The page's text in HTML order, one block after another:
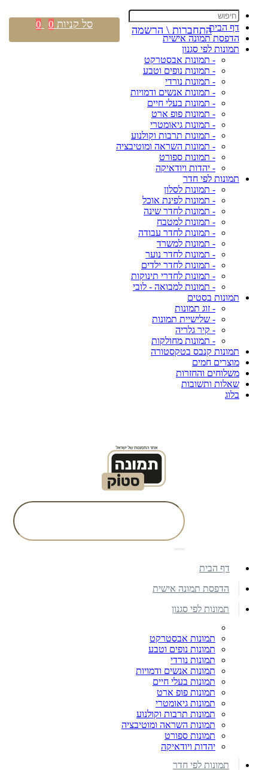
דף הבית
הדפסת תמונה אישית
תמונות לפי סגנון
- תמונות אבסטרקט
- תמונות נופים וטבע
- תמונות נורדי
- תמונות אנשים ודמויות
- תמונות בעלי חיים
- תמונות פופ ארט
- תמונות גיאומטרי
- תמונות תרבות וקולנוע
- תמונות השראה ומוטיבציה
- תמונות ספורט
- יהדות ויודאיקה
תמונות לפי חדר
- תמונות לסלון
- תמונות לפינת אוכל
- תמונות לחדר שינה
- תמונות למטבח
- תמונות לחדר עבודה
- תמונות למשרד
- תמונות לחדר נוער
- תמונות לחדר ילדים
- תמונות לחדרי תינוקות
- תמונות למבואה - לובי
תמונות בסטים
- זוג תמונות
- שלישיית תמונות
- קיר גלריה
- תמונות מחולקות
תמונות קנבס בטקסטורה
מוצרים חמים
משלוחים והחזרות
שאלות ותשובות
בלוג
התחברות \ הרשמה סל קניות 0
0
דף הבית
הדפסת תמונה אישית
תמונות לפי סגנון
תמונות אבסטרקט
תמונות נופים וטבע
תמונות נורדי
תמונות אנשים ודמויות
תמונות בעלי חיים
תמונות פופ ארט
תמונות גיאומטרי
תמונות תרבות וקולנוע
תמונות השראה ומוטיבציה
תמונות ספורט
יהדות ויודאיקה
תמונות לפי חדר